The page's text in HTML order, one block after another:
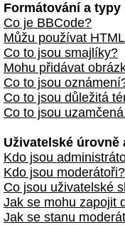
Formátování a typy
Co je BBCode?
Můžu používat
Co to jsou smajlíky?
Mohu přidávat
Co to jsou
Co to jsou důležitá
Co to jsou
Uživatelské úrovně
Kdo jsou
Kdo jsou moderátoři?
Co jsou uživatelské
Jak se mohu zapojit
Jak se stanu